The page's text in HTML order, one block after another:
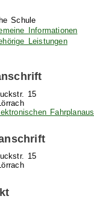
Schule
Informationen
Leistungen
15
Lörrach
15